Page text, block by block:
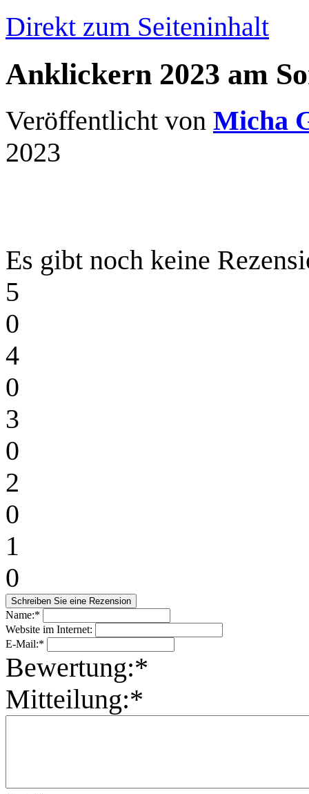
Direkt zum Seiteninhalt
Anklickern 2023 am
Veröffentlicht von Micha
2023
Es gibt noch keine
5
0
4
0
3
0
2
0
1
0
Name:*
Website im Internet:
E-Mail:*
Bewertung:*
Mitteilung:*